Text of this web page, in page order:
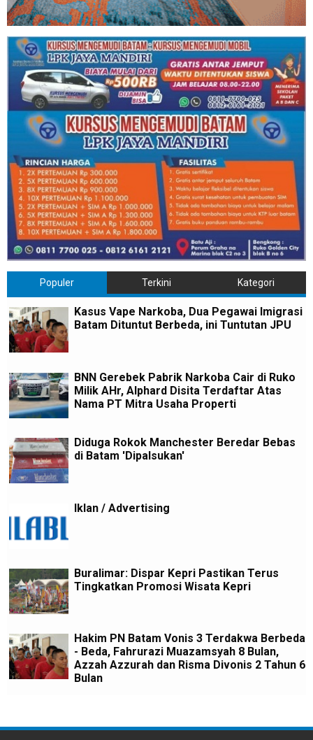
Populer Terkini Kategori
Kasus Vape Narkoba, Dua Pegawai Imigrasi
Batam Dituntut Berbeda, ini Tuntutan JPU
BNN Gerebek Pabrik Narkoba Cair di Ruko
Milik AHr, Alphard Disita Terdaftar Atas
Nama PT Mitra Usaha Properti
Diduga Rokok Manchester Beredar Bebas
di Batam 'Dipalsukan'
Iklan / Advertising
Buralimar: Dispar Kepri Pastikan Terus
Tingkatkan Promosi Wisata Kepri
Hakim PN Batam Vonis 3 Terdakwa Berbeda
- Beda, Fahrurazi Muazamsyah 8 Bulan,
Azzah Azzurah dan Risma Divonis 2 Tahun 6
Bulan